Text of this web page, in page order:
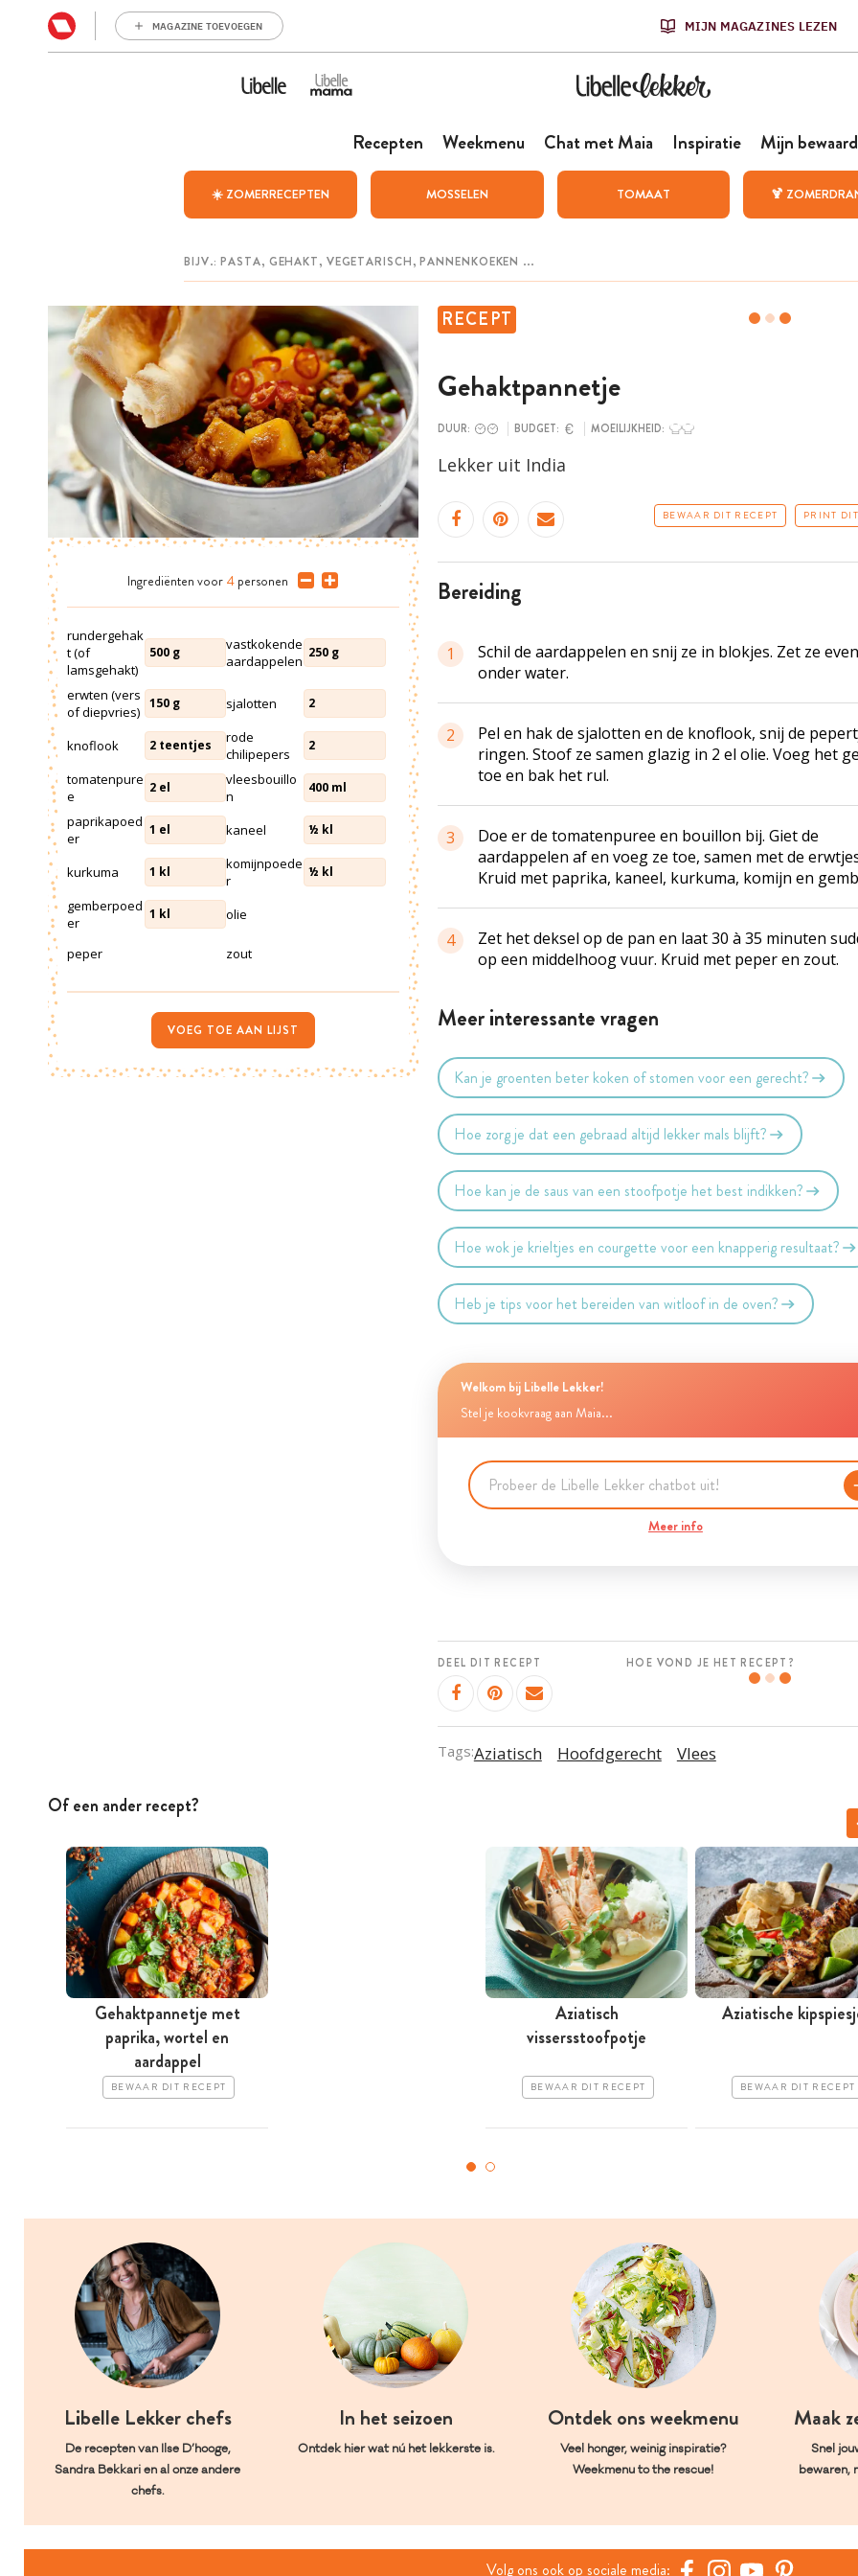
MAGAZINE TOEVOEGEN MIJN MAGAZINES LEZEN
Recepten Weekmenu Chat met Maia Inspiratie Mijn
☀️ ZOMERRECEPTEN MOSSELEN TOMAAT 🍹
RECEPT
Gehaktpannetje
DUUR: BUDGET: MOEILIJKHEID:
Lekker uit India
BEWAAR DIT RECEPT PRINT
bereiding
1
Schil de aardappelen en snij ze in blokjes. Zet ze even
onder water.
2
Pel en hak de sjalotten en de knoflook, snij de
ringen. Stoof ze samen glazig in 2 el olie. Voeg het
toe en bak het rul.
3
Doe er de tomatenpuree en bouillon bij. Giet de
aardappelen af en voeg ze toe, samen met de
Kruid met paprika, kaneel, kurkuma, komijn en
4
Zet het deksel op de pan en laat 30 à 35 minuten
op een middelhoog vuur. Kruid met peper en zout.
Meer interessante vragen
Kan je groenten beter koken of stomen voor een gerecht?
Hoe zorg je dat een gebraad altijd lekker mals blijft?
Hoe kan je de saus van een stoofpotje het best indikken?
Hoe wok je krieltjes en courgette voor een knapperig resultaat?
Heb je tips voor het bereiden van witloof in de oven?
Welkom bij Libelle Lekker!
Stel je kookvraag aan Maia...
Meer info
DEEL DIT RECEPT HOE VOND JE HET RECEPT?
Tags:Aziatisch Hoofdgerecht Vlees
Ingrediënten voor 4 personen
rundergehak
t (of
lamsgehakt)
500 g
vastkokende
aardappelen 250 g
erwten (vers
of diepvries) 150 g sjalotten 2
knoflook 2 teentjes
rode
chilipepers
2
tomatenpure
e
2 el
vleesbouillo
n
400 ml
paprikapoed
er
1 el kaneel ½ kl
kurkuma 1 kl
komijnpoede
r
½ kl
gemberpoed
er
1 kl olie
peper zout
VOEG TOE AAN LIJST
Of een ander recept?
Gehaktpannetje met
paprika, wortel en
aardappel
BEWAAR DIT RECEPT
Aziatisch
vissersstoofpotje
BEWAAR DIT RECEPT
Aziatische
BEWAAR DIT RECEPT
Libelle Lekker chefs
De recepten van Ilse D’hooge,
Sandra Bekkari en al onze andere
chefs.
In het seizoen
Ontdek hier wat nú het lekkerste is.
Ontdek ons weekmenu
Veel honger, weinig inspiratie?
Weekmenu to the rescue!
Maak
Snel
bewaren,
Volg ons ook op sociale media: